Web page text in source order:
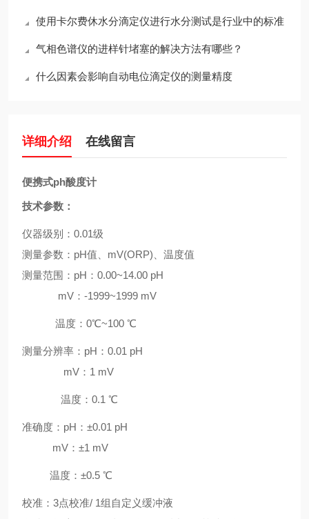
使用卡尔费休水分滴定仪进行水分测试是行业中的标准
气相色谱仪的进样针堵塞的解决方法有哪些？
什么因素会影响自动电位滴定仪的测量精度
详细介绍 在线留言
便携式ph酸度计
技术参数：
仪器级别：0.01级
测量参数：pH值、mV(ORP)、温度值
测量范围： pH ： 0.00~14.00 pH
mV ： -1999~1999 mV
温度： 0℃~100 ℃
测量分辨率： pH ： 0.01 pH
mV ： 1 mV
温度： 0.1 ℃
准确度： pH ： ±0.01 pH
mV ： ±1 mV
温度： ±0.5 ℃
校准： 3点校准/ 1组自定义缓冲液